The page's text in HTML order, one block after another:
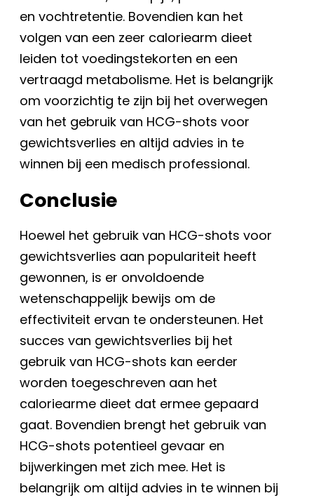
en vochtretentie. Bovendien kan het
volgen van een zeer caloriearm dieet
leiden tot voedingstekorten en een
vertraagd metabolisme. Het is belangrijk
om voorzichtig te zijn bij het overwegen
van het gebruik van HCG-shots voor
gewichtsverlies en altijd advies in te
winnen bij een medisch professional.
Conclusie
Hoewel het gebruik van HCG-shots voor
gewichtsverlies aan populariteit heeft
gewonnen, is er onvoldoende
wetenschappelijk bewijs om de
effectiviteit ervan te ondersteunen. Het
succes van gewichtsverlies bij het
gebruik van HCG-shots kan eerder
worden toegeschreven aan het
caloriearme dieet dat ermee gepaard
gaat. Bovendien brengt het gebruik van
HCG-shots potentieel gevaar en
bijwerkingen met zich mee. Het is
belangrijk om altijd advies in te winnen bij